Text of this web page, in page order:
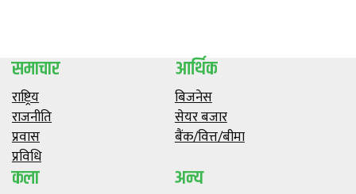
समाचार
राष्ट्रिय
राजनीति
प्रवास
प्रविधि
आर्थिक
बिजनेस
सेयर बजार
बैंक/वित्त/बीमा
कला अन्य